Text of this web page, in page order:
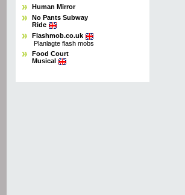
Human Mirror
No Pants Subway
Ride
Flashmob.co.uk
Planlagte flash mobs
Food Court
Musical